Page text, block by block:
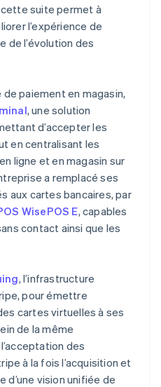
suite permet à
l’expérience de
de l’évolution des
de paiement en magasin,
, une solution
d’accepter les
en centralisant les
ligne et en magasin sur
a remplacé ses
aux cartes bancaires, par
WisePOS E, capables
contact ainsi que les
, l’infrastructure
pour émettre
cartes virtuelles à ses
de la même
des
à la fois l’acquisition et
d’une vision unifiée de